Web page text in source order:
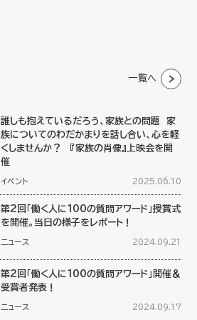
一覧へ
誰しも抱えているだろう、家族との問題 家
族についてのわだかまりを話し合い、心を軽
くしませんか？ 『家族の肖像』上映会を開
催
イベント 2025.06.10
第2回「働く人に100の質問アワード」授賞式
を開催。当日の様子をレポート！
ニュース 2024.09.21
第2回「働く人に100の質問アワード」開催＆
受賞者発表！
ニュース 2024.09.17